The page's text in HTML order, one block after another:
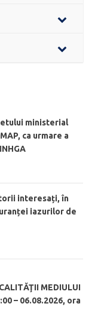
ministerial
ca urmare a
interesați, în
iazurilor de
MEDIULUI
– 06.08.2026, ora